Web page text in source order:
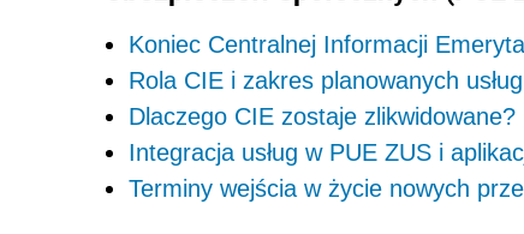
Koniec Centralnej Informacji
Rola CIE i zakres planowanych usług
Dlaczego CIE zostaje zlikwidowane?
Integracja usług w PUE ZUS i
Terminy wejścia w życie nowych